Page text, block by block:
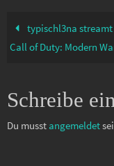
typischl3na streamt
Call of Duty: Modern
Schreibe
Du musst angemeldet